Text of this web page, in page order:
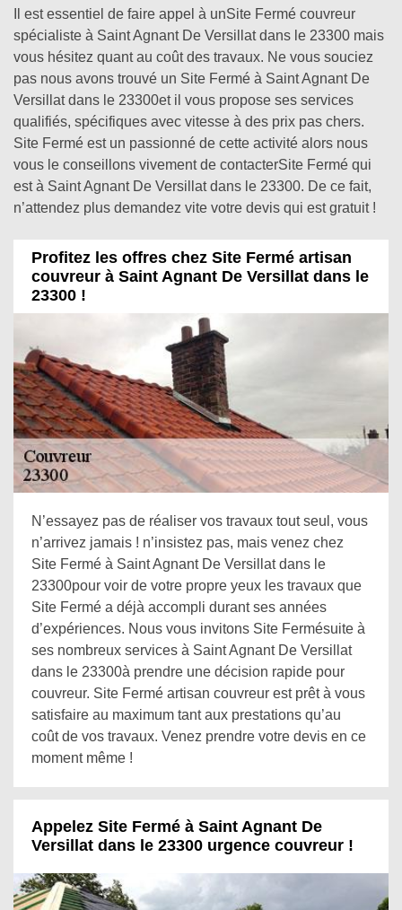
Il est essentiel de faire appel à unSite Fermé couvreur
spécialiste à Saint Agnant De Versillat dans le 23300 mais
vous hésitez quant au coût des travaux. Ne vous souciez
pas nous avons trouvé un Site Fermé à Saint Agnant De
Versillat dans le 23300et il vous propose ses services
qualifiés, spécifiques avec vitesse à des prix pas chers.
Site Fermé est un passionné de cette activité alors nous
vous le conseillons vivement de contacterSite Fermé qui
est à Saint Agnant De Versillat dans le 23300. De ce fait,
n’attendez plus demandez vite votre devis qui est gratuit !
Profitez les offres chez Site Fermé artisan
couvreur à Saint Agnant De Versillat dans le
23300 !
N’essayez pas de réaliser vos travaux tout seul, vous
n’arrivez jamais ! n’insistez pas, mais venez chez
Site Fermé à Saint Agnant De Versillat dans le
23300pour voir de votre propre yeux les travaux que
Site Fermé a déjà accompli durant ses années
d’expériences. Nous vous invitons Site Fermésuite à
ses nombreux services à Saint Agnant De Versillat
dans le 23300à prendre une décision rapide pour
couvreur. Site Fermé artisan couvreur est prêt à vous
satisfaire au maximum tant aux prestations qu’au
coût de vos travaux. Venez prendre votre devis en ce
moment même !
Appelez Site Fermé à Saint Agnant De
Versillat dans le 23300 urgence couvreur !